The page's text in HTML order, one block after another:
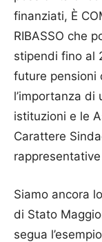
finanziati, È
RIBASSO che
stipendi fino al
future pensioni
l’importanza
istituzioni e le
Carattere
Siamo ancora
di Stato
segua